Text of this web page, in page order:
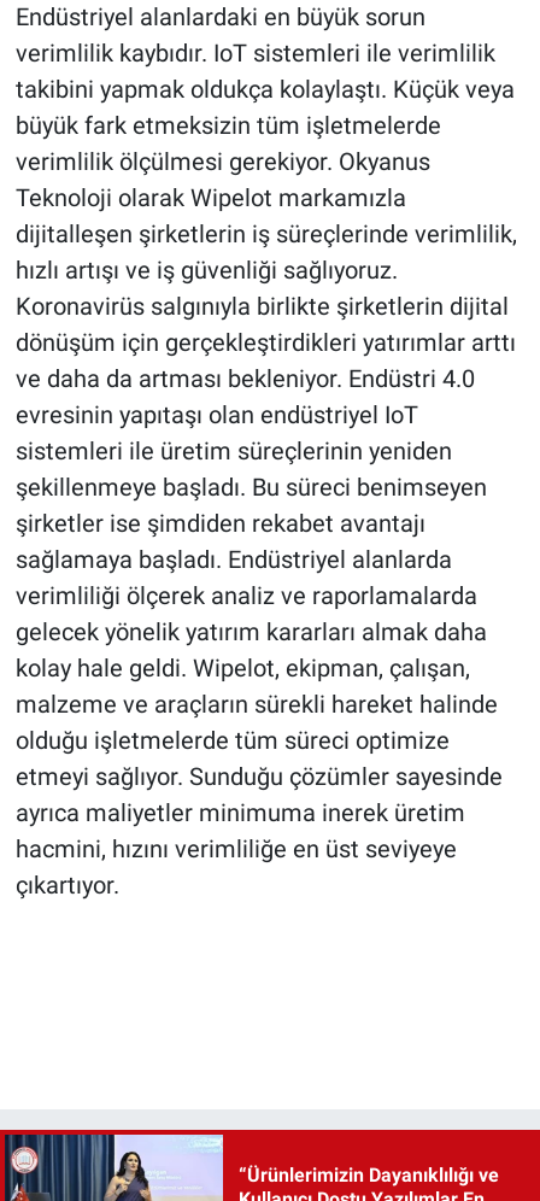
Endüstriyel alanlardaki en büyük sorun
verimlilik kaybıdır. IoT sistemleri ile verimlilik
takibini yapmak oldukça kolaylaştı. Küçük veya
büyük fark etmeksizin tüm işletmelerde
verimlilik ölçülmesi gerekiyor. Okyanus
Teknoloji olarak Wipelot markamızla
dijitalleşen şirketlerin iş süreçlerinde verimlilik,
hızlı artışı ve iş güvenliği sağlıyoruz.
Koronavirüs salgınıyla birlikte şirketlerin dijital
dönüşüm için gerçekleştirdikleri yatırımlar arttı
ve daha da artması bekleniyor. Endüstri 4.0
evresinin yapıtaşı olan endüstriyel IoT
sistemleri ile üretim süreçlerinin yeniden
şekillenmeye başladı. Bu süreci benimseyen
şirketler ise şimdiden rekabet avantajı
sağlamaya başladı. Endüstriyel alanlarda
verimliliği ölçerek analiz ve raporlamalarda
gelecek yönelik yatırım kararları almak daha
kolay hale geldi. Wipelot, ekipman, çalışan,
malzeme ve araçların sürekli hareket halinde
olduğu işletmelerde tüm süreci optimize
etmeyi sağlıyor. Sunduğu çözümler sayesinde
ayrıca maliyetler minimuma inerek üretim
hacmini, hızını verimliliğe en üst seviyeye
çıkartıyor.
“Ürünlerimizin Dayanıklılığı ve